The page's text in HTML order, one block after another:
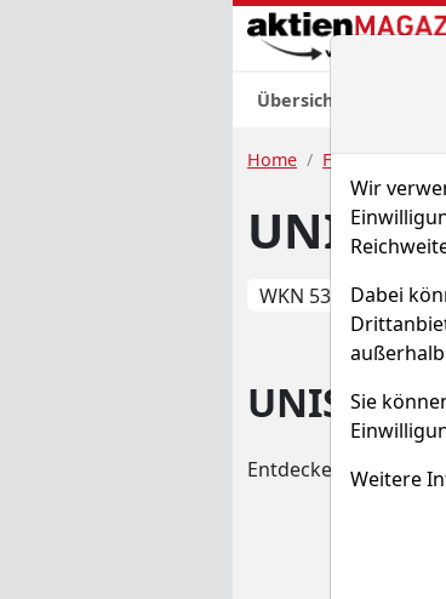
Übersicht
Home Fonds
WKN 532678
Entdecken Sie auf
Wir
Dabei
Sie
Weitere